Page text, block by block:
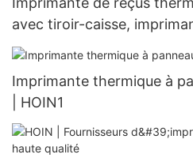
avec tiroir-caisse,
point de vente RJ11 80
+ USB + COM
Imprimante thermique à
| HOIN1